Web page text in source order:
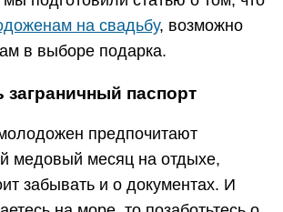
на свадьбу, возможно
в выборе подарка.
заграничный паспорт
предпочитают
медовый месяц на отдыхе,
забывать и о документах. И